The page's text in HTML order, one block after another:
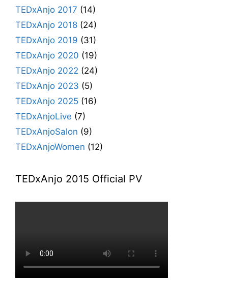
TEDxAnjo 2017 (14)
TEDxAnjo 2018 (24)
TEDxAnjo 2019 (31)
TEDxAnjo 2020 (19)
TEDxAnjo 2022 (24)
TEDxAnjo 2023 (5)
TEDxAnjo 2025 (16)
TEDxAnjoLive (7)
TEDxAnjoSalon (9)
TEDxAnjoWomen (12)
TEDxAnjo 2015 Official PV